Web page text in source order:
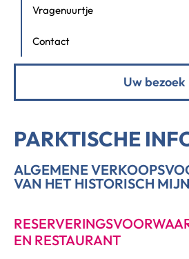
Vragenuurtje
Contact
Uw bezoek
PARKTISCHE
ALGEMENE
VAN HET HISTORISCH
EN RESTAURANT